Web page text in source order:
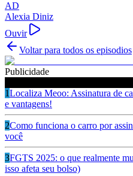
AD
Alexia Diniz
Ouvir
Voltar para todos os episodios
Publicidade
1Localiza Meoo: Assinatura de
e vantagens!
2Como funciona o carro por
você
3FGTS 2025: o que realmente
isso afeta seu bolso)